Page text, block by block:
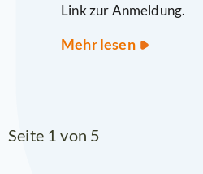
Link zur Anmeldung.
Mehr lesenAnmeldung
Seite 1 von 5